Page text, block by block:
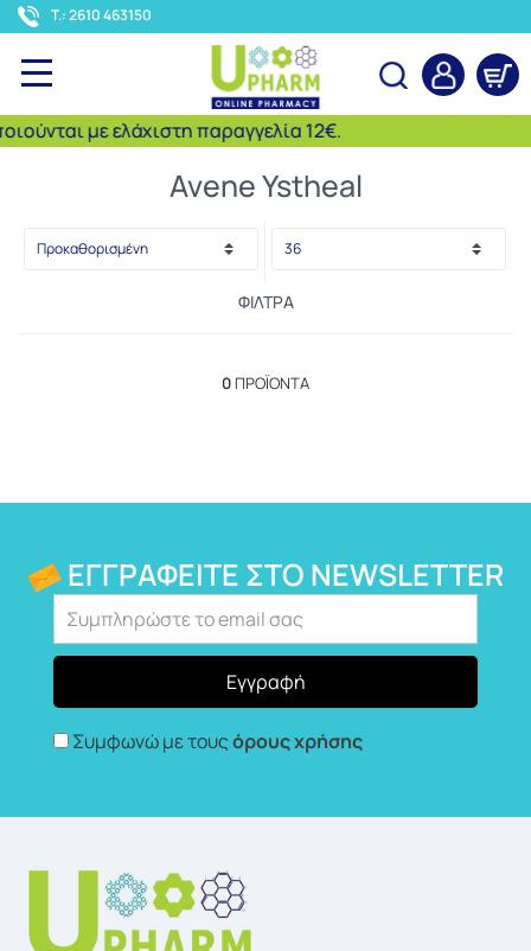
T.: 2610 463150
με ελάχιστη παραγγελία 12€.
Αναζήτηση
Avene Ystheal
ΦΊΛΤΡΑ
0 ΠΡΟΪΌΝΤΑ
ΕΓΓΡΑΦΕΊΤΕ ΣΤΟ NEWSLETTER
Συμφωνώ με τουςόρους χρήσης